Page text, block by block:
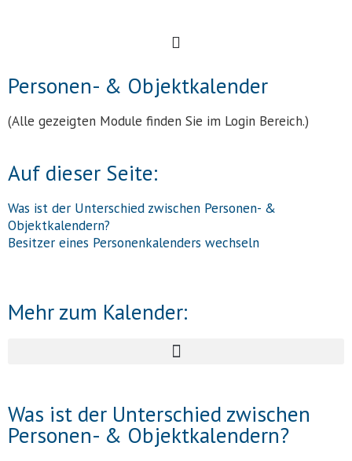
Personen- & Objektkalender
(Alle gezeigten Module finden Sie im Login Bereich.)
Auf dieser Seite:
Was ist der Unterschied zwischen Personen- &
Objektkalendern?
Besitzer eines Personenkalenders wechseln
Mehr zum Kalender:
Was ist der Unterschied zwischen
Personen- & Objektkalendern?